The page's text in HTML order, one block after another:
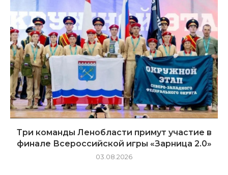
Три команды Ленобласти примут участие в
финале Всероссийской игры «Зарница 2.0»
03.08.2026